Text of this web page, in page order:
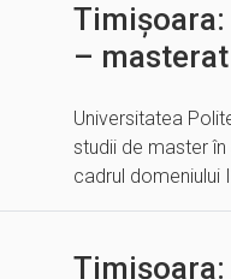
–
Universitatea
studii de master în
cadrul domeniului